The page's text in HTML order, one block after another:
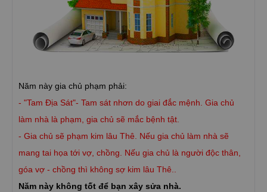
Năm này gia chủ phạm phải:
- "Tam Địa Sát"- Tam sát nhơn do giai đắc mệnh. Gia chủ
làm nhà là phạm, gia chủ sẽ mắc bệnh tật.
- Gia chủ sẽ phạm kim lâu Thê. Nếu gia chủ làm nhà sẽ
mang tai họa tới vợ, chồng. Nếu gia chủ là người độc thân,
góa vợ - chồng thì không sợ kim lâu Thê..
Năm này không tốt để bạn xây sửa nhà.